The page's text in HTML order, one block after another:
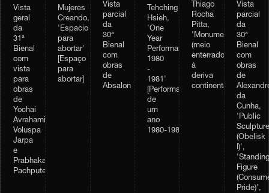
Vista
geral
da
31ª
Bienal
com
vista
para
obras
de
Yochai
Avrahami,
Voluspa
Jarpa
e
Prabhakar
Pachpute
Mujeres
Creando,
'Espacio
para
abortar'
[Espaço
para
abortar]
Vista
parcial
da
30ª
Bienal
com
obras
de
Absalon
Tehching
Hsieh,
'One
Year
Performance
1980
-
1981'
[Performance
de
um
ano
1980‑1981]
Thiago
Rocha
Pitta,
'Monumento
(meio
enterrado)
à
deriva
continental'
Vista
parcial
da
30ª
Bienal
com
obras
de
da
Cunha,
'Public
Sculpture
(Obelisk
I)',
'Standing
Figure
Pride)',